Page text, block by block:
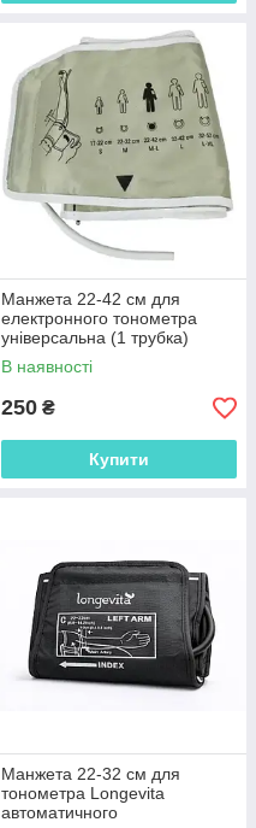
Манжета 22-42 см для
електронного тонометра
універсальна (1 трубка)
манжет
В наявності
250 ₴
Купити
Манжета 22-32 см для
тонометра Longevita
автоматичного